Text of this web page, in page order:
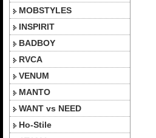
MOBSTYLES
INSPIRIT
BADBOY
RVCA
VENUM
MANTO
WANT vs NEED
Ho-Stile